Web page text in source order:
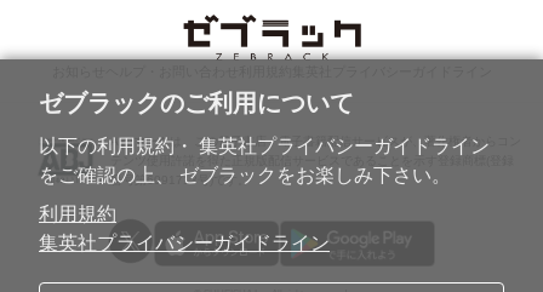
ゼブラックのご利用について
以下の利用規約・ 集英社プライバシーガイドライン
をご確認の上、 ゼブラックをお楽しみ下さい。
利用規約
集英社プライバシーガイドライン
ABJマークは、この電子書店・電子書籍配信サービスが、著作権者からコン
テンツ使用許諾を得た正規版配信サービスであることを示す登録商標(登録
番号第6091713号)です。